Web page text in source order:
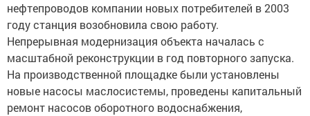
нефтепроводов компании новых потребителей в 2003
году станция возобновила свою работу.
Непрерывная модернизация объекта началась с
масштабной реконструкции в год повторного запуска.
На производственной площадке были установлены
новые насосы маслосистемы, проведены капитальный
ремонт насосов оборотного водоснабжения,